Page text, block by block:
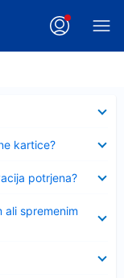
kartice?
potrjena?
ali spremenim